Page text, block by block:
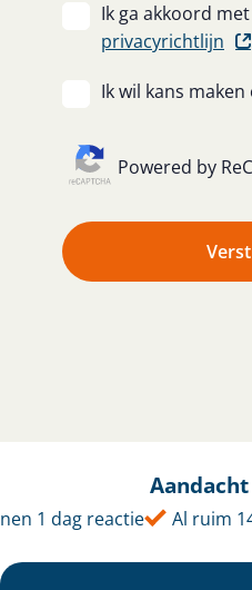
Ik ga akkoord
privacyrichtlijn
Ik wil kans
Powered by
1 dag reactie Al ruim